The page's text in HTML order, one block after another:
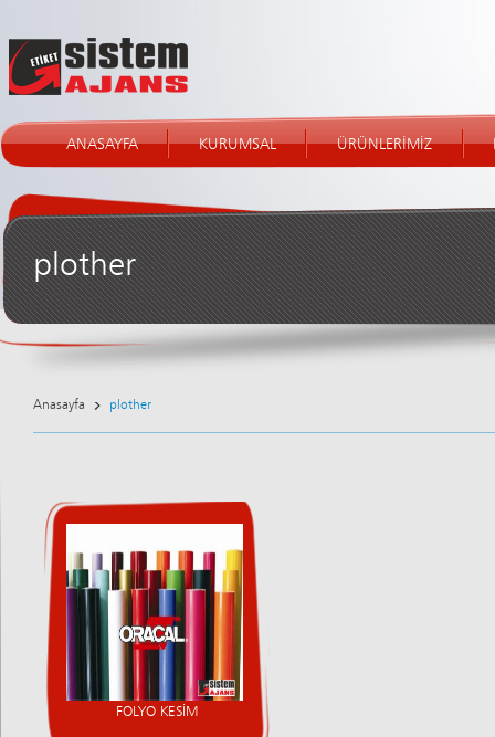
ANASAYFA KURUMSAL ÜRÜNLERİMİZ
plother
Anasayfa plother
FOLYO KESİM